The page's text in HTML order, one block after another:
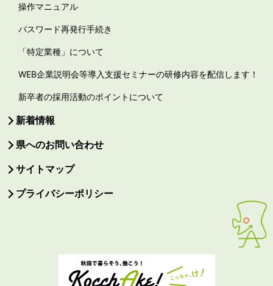
操作マニュアル
パスワード再発行手続き
「特定業種」について
WEB企業説明会等導入支援セミナーの研修内容を配信します！
新卒者の採用活動のポイントについて
新着情報
県へのお問い合わせ
サイトマップ
プライバシーポリシー